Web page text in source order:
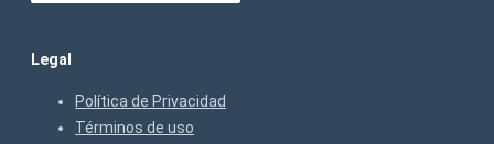
Legal
Política de Privacidad
Términos de uso